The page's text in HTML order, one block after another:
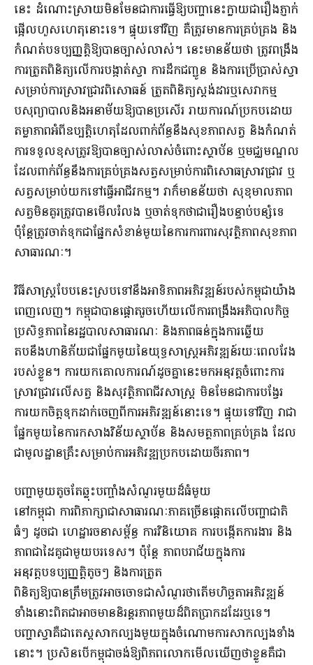
នេះ ដំណោះស្រាយមិនមែនជាការធ្វើឱ្យបញ្ហានេះក្លាយជារឿងភ្ញាក់
ផ្អើលហួសហេតុនោះទេ។ ផ្ទុយទៅវិញ គឺត្រូវមានការគ្រប់គ្រង និង
កំណត់បទប្បញ្ញត្តិឱ្យបានច្បាស់លាស់។ នេះមានន័យថា ត្រូវពង្រឹង
ការត្រួតពិនិត្យលើការបង្កាត់ស្វា ការដឹកជញ្ជូន និងការប្រើប្រាស់ស្វា
សម្រាប់ការស្រាវជ្រាវពិសោធន៍ ត្រួតពិនិត្យស្តង់ដារឬសេវាកម្ម
បសុព្យាបាលនិងអនាម័យឱ្យបានប្រសើរ រាយការណ៍ប្រកបដោយ
តម្លាភាពអំពីឧប្បត្តិហេតុដែលពាក់ព័ន្ធនឹងសុខភាពសត្វ និងកំណត់
ការទទួលខុសត្រូវឱ្យបានច្បាស់លាស់ចំពោះស្ថាប័ន ឬមជ្ឈមណ្ឌល
ដែលពាក់ព័ន្ធនឹងការគ្រប់គ្រងសត្វសម្រាប់ការពិសោធស្រាវជ្រាវ ឬ
សត្វសម្រាប់យកទៅធ្វើអាជីវកម្ម។ វាក៏មានន័យថា សុខុមាលភាព
សត្វមិនគួរត្រូវបានមើលរំលង ឬចាត់ទុកថាជារឿងបន្ទាប់បន្សំទេ
ប៉ុន្តែត្រូវចាត់ទុកជាផ្នែកសំខាន់មួយនៃការការពារសុវត្ថិភាពសុខភាព
សាធារណៈ។
វិធីសាស្ត្របែបនេះស្របទៅនឹងអាទិភាពអភិវឌ្ឍន៍របស់កម្ពុជាយ៉ាង
ពេញលេញ។ កម្ពុជាបានផ្តោតរួចហើយលើការពង្រឹងអភិបាលកិច្ច
ប្រសិទ្ធភាពនៃរដ្ឋបាលសាធារណៈ និងភាពធន់ក្នុងការឆ្លើយ
តបនឹងហានិភ័យជាផ្នែកមួយនៃយុទ្ធសាស្ត្រអភិវឌ្ឍន៍រយៈពេលវែង
របស់ខ្លួន។ ការយកគោលការណ៍ដូចគ្នានេះមកអនុវត្តចំពោះការ
ស្រាវជ្រាវលើសត្វ និងសុវត្ថិភាពជីវសាស្ត្រ មិនមែនជាការបង្វែរ
ការយកចិត្តទុកដាក់ចេញពីការអភិវឌ្ឍន៍នោះទេ។ ផ្ទុយទៅវិញ វាជា
ផ្នែកមួយនៃការកសាងវិន័យស្ថាប័ន និងសមត្ថភាពគ្រប់គ្រង ដែល
ជាមូលដ្ឋានគ្រឹះសម្រាប់ការអភិវឌ្ឍប្រកបដោយចីរភាព។
បញ្ហាមួយតូចតែឆ្លុះបញ្ចាំងសំណួរមួយដ៏ធំមួយ
នៅកម្ពុជា ការពិភាក្សាជាសាធារណៈភាគច្រើនផ្តោតលើបញ្ហាជាតិ
ធំៗ ដូចជា ហេដ្ឋារចនាសម្ព័ន្ធ ការវិនិយោគ ការបង្កើតការងារ និង
ភាពជាដៃគូជាមួយបរទេស។ ប៉ុន្តែ ភាពបរាជ័យក្នុងការ
អនុវត្តបទប្បញ្ញត្តិតូចៗ និងការត្រួត
ពិនិត្យឱ្យបានត្រឹមត្រូវអាចចោទជាសំណួរថាតើមហិច្ឆតាអភិវឌ្ឍន៍
ទាំងនោះពិតជាអាចមាននិរន្តរភាពមួយដ៏ពិតប្រាកដដែរឬទេ។
បញ្ហាស្វាគឺជាតេស្តសាកល្បងមួយក្នុងចំណោមការសាកល្បងទាំង
នោះ។ ប្រសិនបើកម្ពុជាចង់ឱ្យពិភពលោកមើលឃើញថាខ្លួនគឺជា